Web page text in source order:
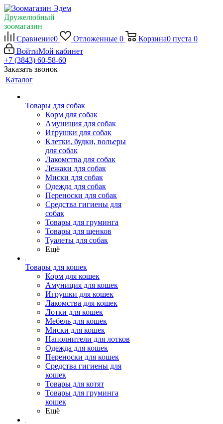
Дружелюбный
зоомагазин
Сравнение0 Отложенные 0 Корзина0 пуста 0
ВойтиМой кабинет
+7 (3843) 60-58-60
Заказать звонок
Каталог
Товары для собак
Корм для собак
Амуниция для собак
Игрушки для собак
Клетки, будки, вольеры
для собак
Лакомства для собак
Лежаки для собак
Миски для собак
Одежда для собак
Переноски для собак
Средства гигиены для
собак
Товары для груминга
Товары для щенков
Туалеты для собак
Ещё
Товары для кошек
Корм для кошек
Амуниция для кошек
Игрушки для кошек
Лакомства для кошек
Лотки для кошек
Мебель для кошек
Миски для кошек
Наполнители для лотков
Одежда для кошек
Переноски для кошек
Средства гигиены для
кошек
Товары для котят
Товары для груминга
кошек
Ещё